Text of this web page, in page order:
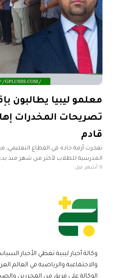
معلمو ليبيا يطالبون
تصريحات المخدرات
قادم
تفجرت أزمة حادة في القطاع التعليمي،
المدرسية للطلاب لأكثر من شهر منذ
الأزمة بتصريحات مثيرة للجدل أدلى بها
9 أشهر قبل
وكالة أخبار ليبية تغطي الأخبار
والاجتماعية والرياضية في العالم
الوكالة على فريق من المحررين